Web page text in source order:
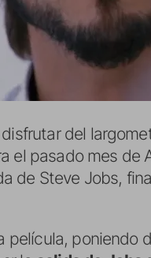
del
el pasado mes de
de Steve Jobs,
película, poniendo